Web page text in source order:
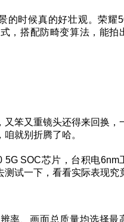
的时候真的好壮观。荣耀
，搭配防畸变算法，能拍
又笨又重镜头还得来回换，
就别折腾了哈。
5G SOC芯片，台积电6nm
测试一下，看看实际表现究
率、画面总质量均选择最